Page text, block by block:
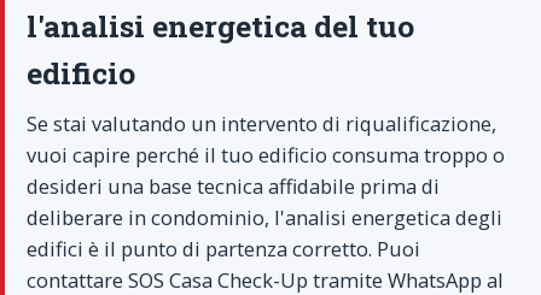
l'analisi energetica del tuo
edificio
Se stai valutando un intervento di riqualificazione,
vuoi capire perché il tuo edificio consuma troppo o
desideri una base tecnica affidabile prima di
deliberare in condominio, l'analisi energetica degli
edifici è il punto di partenza corretto. Puoi
contattare SOS Casa Check-Up tramite WhatsApp al